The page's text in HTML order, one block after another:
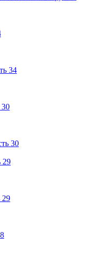
34
30
30
29
29